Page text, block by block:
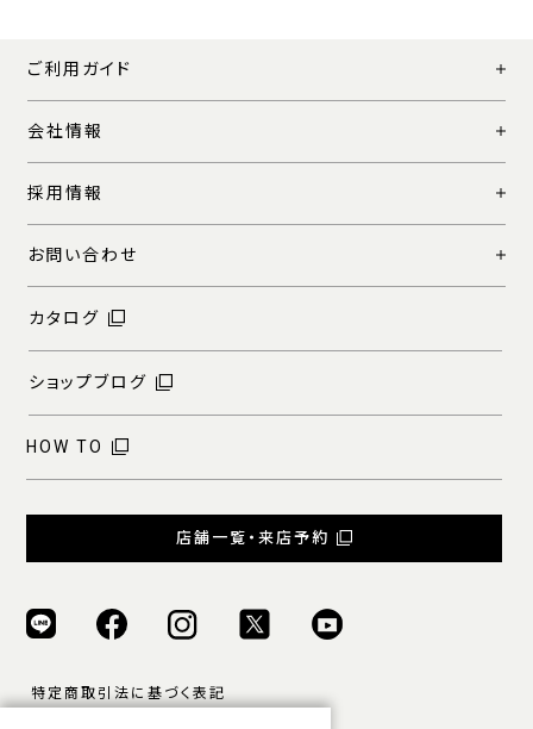
ご利用ガイド
会社情報
採用情報
お問い合わせ
カタログ
ショップブログ
HOW TO
店舗一覧・来店予約
特定商取引法に基づく表記